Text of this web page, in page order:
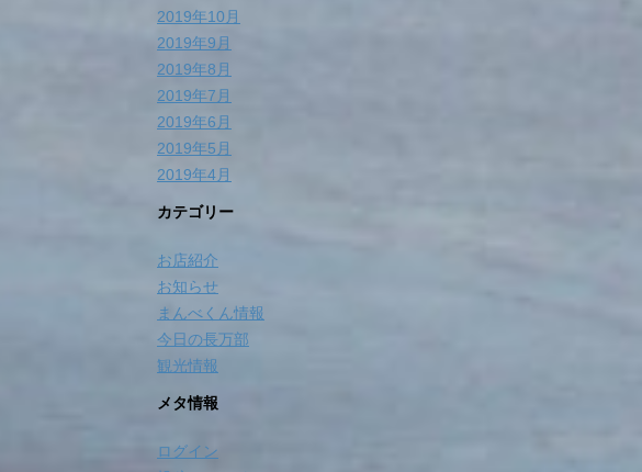
2019年10月
2019年9月
2019年8月
2019年7月
2019年6月
2019年5月
2019年4月
カテゴリー
お店紹介
お知らせ
まんべくん情報
今日の長万部
観光情報
メタ情報
ログイン